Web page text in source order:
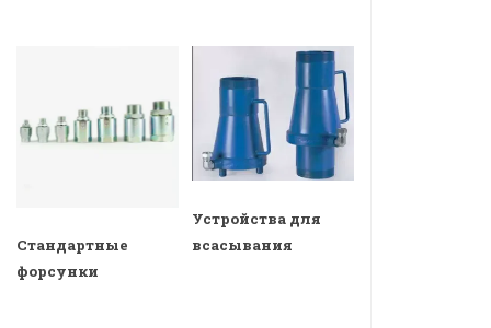
Стандартные
форсунки
Устройства для
всасывания